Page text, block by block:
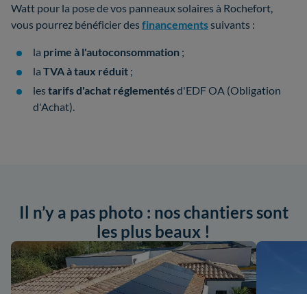
Watt pour la pose de vos panneaux solaires à Rochefort,
vous pourrez bénéficier desfinancementssuivants :
la prime à l'autoconsommation ;
la TVA à taux réduit ;
lestarifs d'achat réglementésd'EDF OA (Obligation
d'Achat).
Il n’y a pas photo : nos chantiers sont
les plus beaux !